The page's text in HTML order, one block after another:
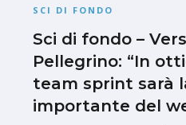
SCI DI FONDO
Sci di fondo –
Pellegrino: “In
team sprint sarà
importante del